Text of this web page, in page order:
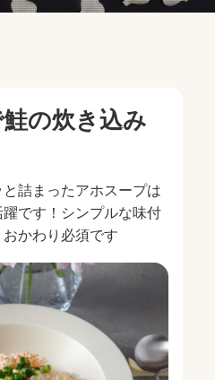
の炊き込み
詰まったアホスープは
です！シンプルな味付
かわり必須です